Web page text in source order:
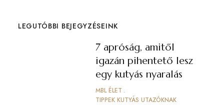
LEGUTÓBBI BEJEGYZÉSEINK
7 apróság, amitől
igazán pihentető lesz
egy kutyás nyaralás
MBL ÉLET
TIPPEK KUTYÁS UTAZÓKNAK